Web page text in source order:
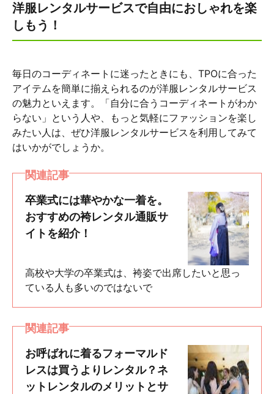
洋服レンタルサービスで自由におしゃれを楽
しもう！
毎日のコーディネートに迷ったときにも、TPOに合った
アイテムを簡単に揃えられるのが洋服レンタルサービス
の魅力といえます。「自分に合うコーディネートがわか
らない」という人や、もっと気軽にファッションを楽し
みたい人は、ぜひ洋服レンタルサービスを利用してみて
はいかがでしょうか。
関連記事
卒業式には華やかな一着を。
おすすめの袴レンタル通販サ
イトを紹介！
高校や大学の卒業式は、袴姿で出席したいと思っ
ている人も多いのではないで
関連記事
お呼ばれに着るフォーマルド
レスは買うよりレンタル？ネ
ットレンタルのメリットとサ